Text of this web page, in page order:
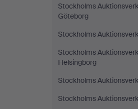
Stockholms Auktionsverk
Göteborg
Stockholms
Stockholms Auktionsverk
Helsingborg
Stockholms
Stockholms